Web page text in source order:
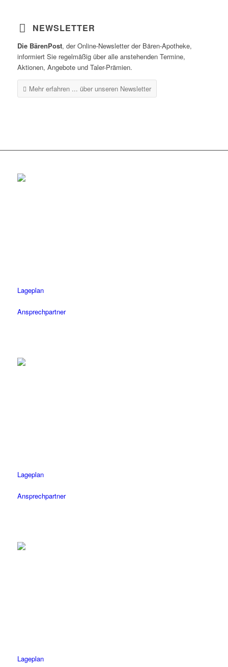
NEWSLETTER
Die BärenPost, der Online-Newsletter der Bären-Apotheke,
informiert Sie regelmäßig über alle anstehenden Termine,
Aktionen, Angebote und Taler-Prämien.
Mehr erfahren ... über unseren Newsletter
Lageplan
Ansprechpartner
Lageplan
Ansprechpartner
Lageplan